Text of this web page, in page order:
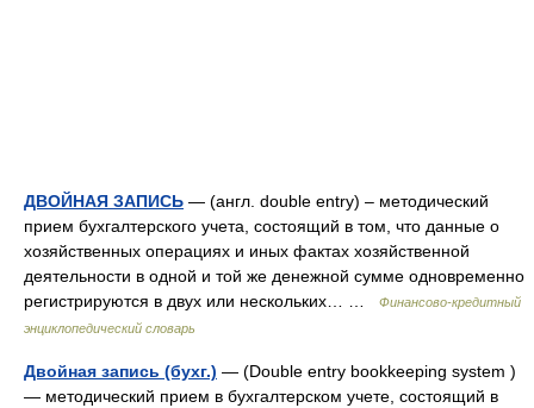
ДВОЙНАЯ ЗАПИСЬ — (англ. double entry) – методический
прием бухгалтерского учета, состоящий в том, что данные о
хозяйственных операциях и иных фактах хозяйственной
деятельности в одной и той же денежной сумме одновременно
регистрируются в двух или нескольких… …
Финансово-кредитный
энциклопедический словарь
Двойная запись (бухг.) — (Double entry bookkeeping system )
— методический прием в бухгалтерском учете, состоящий в